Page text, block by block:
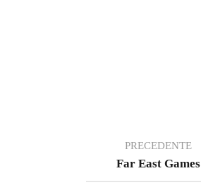
PRECEDENTE
Far East Games